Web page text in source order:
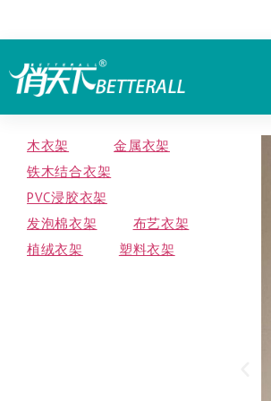
木衣架
金属衣架
铁木结合衣架
PVC浸胶衣架
发泡棉衣架
布艺衣架
植绒衣架
塑料衣架